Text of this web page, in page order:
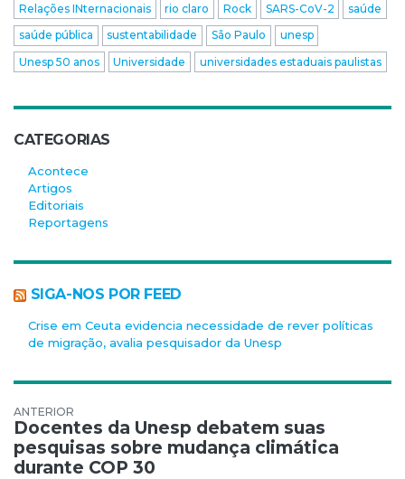
Relações INternacionais
rio claro Rock SARS-CoV-2
saúde
saúde pública
sustentabilidade São Paulo
unesp
Unesp 50 anos
Universidade universidades estaduais paulistas
CATEGORIAS
Acontece
Artigos
Editoriais
Reportagens
SIGA-NOS POR FEED
Crise em Ceuta evidencia necessidade de rever políticas
de migração, avalia pesquisador da Unesp
Navegação de Post
Docentes da Unesp debatem suas
pesquisas sobre mudança climática
durante COP 30